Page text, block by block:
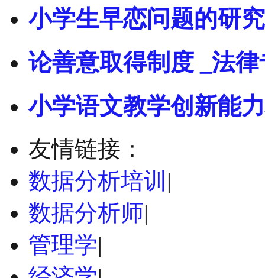
小学生早恋问题的研
论善意取得制度 _法律
小学语文教学创新能
友情链接：
数据分析培训 |
数据分析师|
管理学|